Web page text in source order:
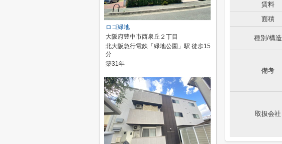
賃料
面積
種別/構造
備考
取扱会社
ロゴ緑地
大阪府豊中市西泉丘２丁目
北大阪急行電鉄「緑地公園」駅 徒歩15
分
築31年